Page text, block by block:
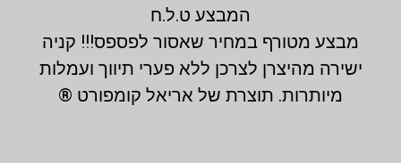
המבצע ט.ל.ח
מבצע מטורף במחיר שאסור לפספס!!! קניה
ישירה מהיצרן לצרכן ללא פערי תיווך ועמלות
מיותרות. תוצרת של אריאל קומפורט ®